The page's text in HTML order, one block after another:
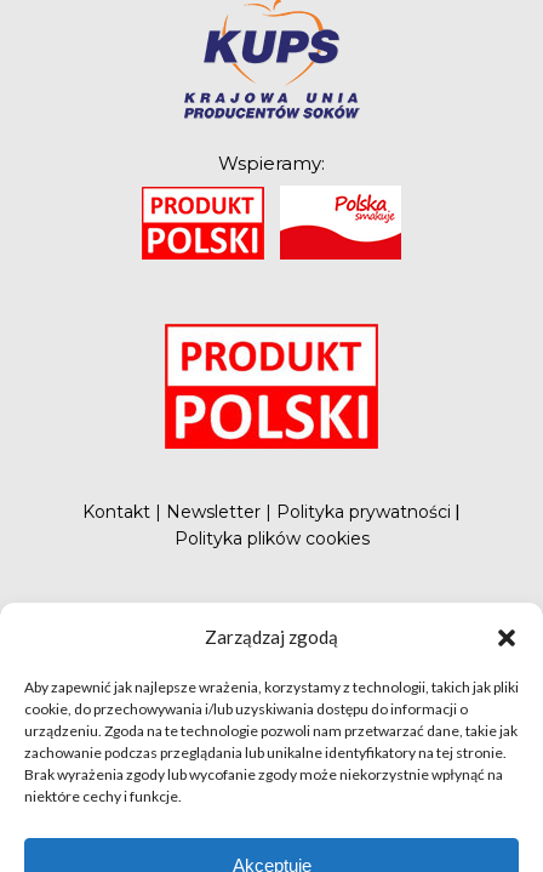
Zarządzaj zgodą
Aby zapewnić jak najlepsze wrażenia, korzystamy z technologii, takich jak pliki
cookie, do przechowywania i/lub uzyskiwania dostępu do informacji o
urządzeniu. Zgoda na te technologie pozwoli nam przetwarzać dane, takie jak
zachowanie podczas przeglądania lub unikalne identyfikatory na tej stronie.
Brak wyrażenia zgody lub wycofanie zgody może niekorzystnie wpłynąć na
niektóre cechy i funkcje.
Akceptuję
Wspieramy:
Kontakt | Newsletter | Polityka prywatności |
Polityka plików cookies
zastrzeżone | realizacjaHillnet